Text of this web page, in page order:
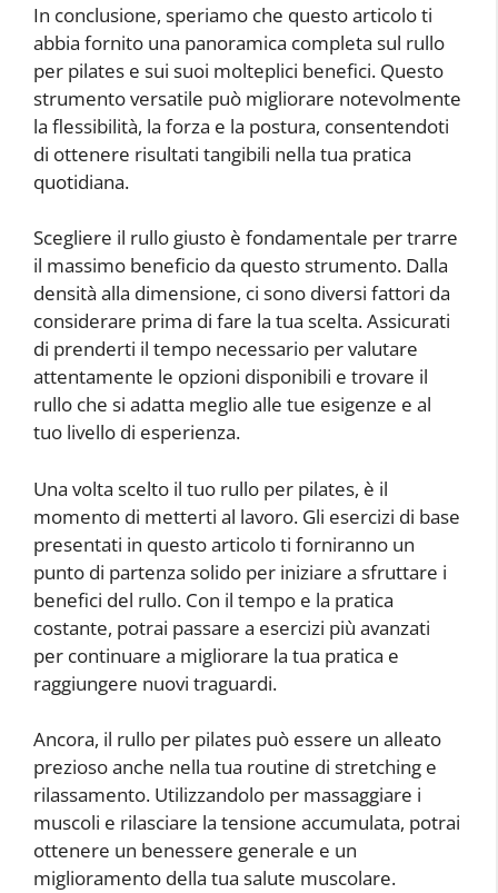
In conclusione, speriamo che questo articolo ti
abbia fornito una panoramica completa sul rullo
per pilates e sui suoi molteplici benefici. Questo
strumento versatile può migliorare notevolmente
la flessibilità, la forza e la postura, consentendoti
di ottenere risultati tangibili nella tua pratica
quotidiana.
Scegliere il rullo giusto è fondamentale per trarre
il massimo beneficio da questo strumento. Dalla
densità alla dimensione, ci sono diversi fattori da
considerare prima di fare la tua scelta. Assicurati
di prenderti il tempo necessario per valutare
attentamente le opzioni disponibili e trovare il
rullo che si adatta meglio alle tue esigenze e al
tuo livello di esperienza.
Una volta scelto il tuo rullo per pilates, è il
momento di metterti al lavoro. Gli esercizi di base
presentati in questo articolo ti forniranno un
punto di partenza solido per iniziare a sfruttare i
benefici del rullo. Con il tempo e la pratica
costante, potrai passare a esercizi più avanzati
per continuare a migliorare la tua pratica e
raggiungere nuovi traguardi.
Ancora, il rullo per pilates può essere un alleato
prezioso anche nella tua routine di stretching e
rilassamento. Utilizzandolo per massaggiare i
muscoli e rilasciare la tensione accumulata, potrai
ottenere un benessere generale e un
miglioramento della tua salute muscolare.